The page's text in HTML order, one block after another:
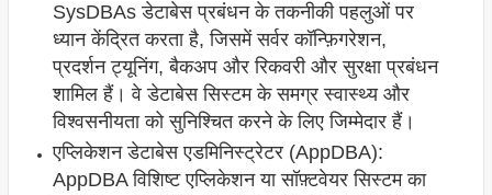
SysDBAs डेटाबेस प्रबंधन के तकनीकी पहलुओं पर
ध्यान केंद्रित करता है, जिसमें सर्वर कॉन्फ़िगरेशन,
प्रदर्शन ट्यूनिंग, बैकअप और रिकवरी और सुरक्षा प्रबंधन
शामिल हैं। वे डेटाबेस सिस्टम के समग्र स्वास्थ्य और
विश्वसनीयता को सुनिश्चित करने के लिए जिम्मेदार हैं।
एप्लिकेशन डेटाबेस एडमिनिस्ट्रेटर (AppDBA):
AppDBA विशिष्ट एप्लिकेशन या सॉफ़्टवेयर सिस्टम का